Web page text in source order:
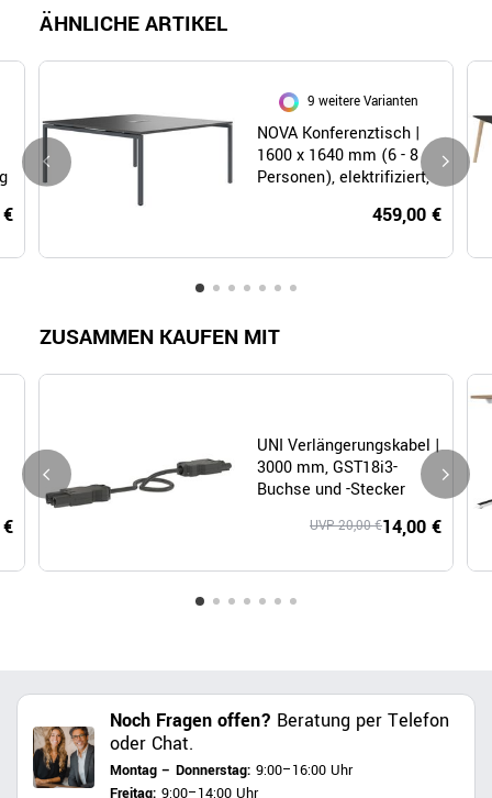
ÄHNLICHE ARTIKEL
9 weitere Varianten
NOVA Konferenztisch |
1600 x 1640 mm (6 - 8
Personen), elektrifiziert,
459,00 €
ZUSAMMEN KAUFEN MIT
UNI Verlängerungskabel |
3000 mm, GST18i3-
Buchse und -Stecker
14,00 €
UVP 20,00 €
Noch Fragen offen? Beratung per Telefon
oder Chat.
Montag – Donnerstag: 9:00–16:00 Uhr
Freitag: 9:00–14:00 Uhr